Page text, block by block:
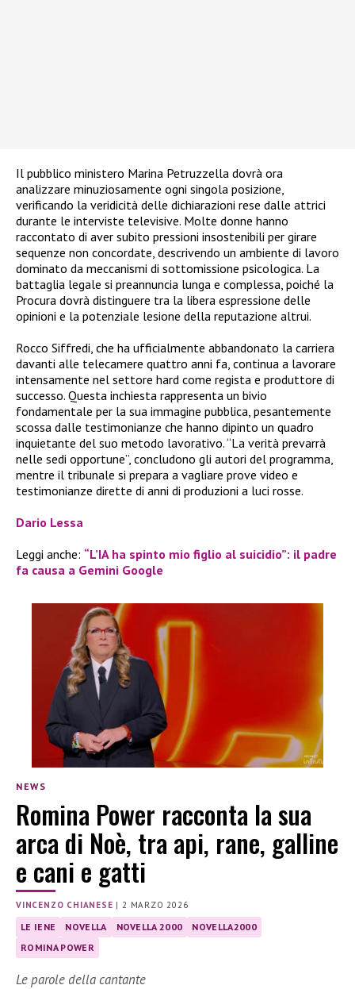
Il pubblico ministero Marina Petruzzella dovrà ora
analizzare minuziosamente ogni singola posizione,
verificando la veridicità delle dichiarazioni rese dalle attrici
durante le interviste televisive. Molte donne hanno
raccontato di aver subito pressioni insostenibili per girare
sequenze non concordate, descrivendo un ambiente di lavoro
dominato da meccanismi di sottomissione psicologica. La
battaglia legale si preannuncia lunga e complessa, poiché la
Procura dovrà distinguere tra la libera espressione delle
opinioni e la potenziale lesione della reputazione altrui.
Rocco Siffredi, che ha ufficialmente abbandonato la carriera
davanti alle telecamere quattro anni fa, continua a lavorare
intensamente nel settore hard come regista e produttore di
successo. Questa inchiesta rappresenta un bivio
fondamentale per la sua immagine pubblica, pesantemente
scossa dalle testimonianze che hanno dipinto un quadro
inquietante del suo metodo lavorativo. “La verità prevarrà
nelle sedi opportune”, concludono gli autori del programma,
mentre il tribunale si prepara a vagliare prove video e
testimonianze dirette di anni di produzioni a luci rosse.
Dario Lessa
Leggi anche: “L’IA ha spinto mio figlio al suicidio”: il padre
fa causa a Gemini Google
NEWS
Romina Power racconta la sua
arca di Noè, tra api, rane, galline
e cani e gatti
VINCENZO CHIANESE | 2 MARZO 2026
LE IENE NOVELLA NOVELLA 2000
NOVELLA2000
ROMINA POWER
Le parole della cantante